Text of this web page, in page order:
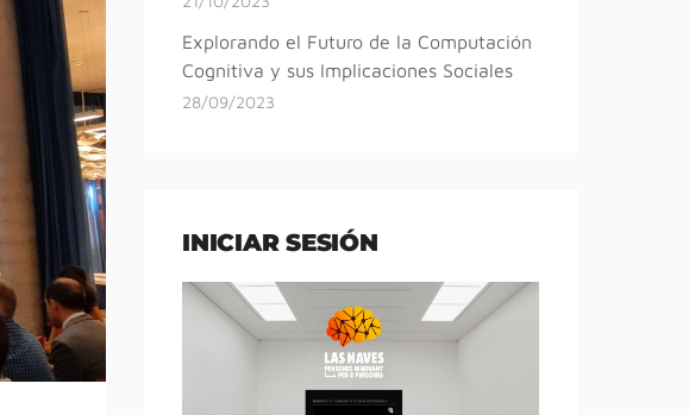
Explorando el Futuro de la Computación
Cognitiva y sus Implicaciones Sociales
28/09/2023
INICIAR SESIÓN